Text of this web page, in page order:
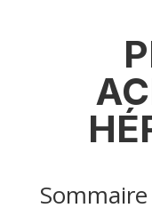
Sommaire